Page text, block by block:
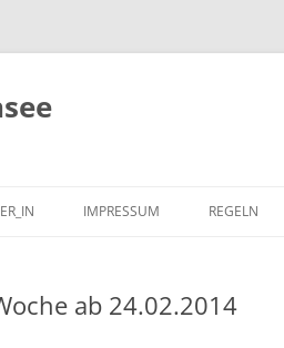
IMPRESSUM REGELN
ab 24.02.2014